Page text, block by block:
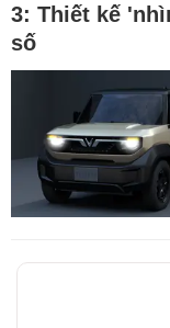
3: Thiết kế
số